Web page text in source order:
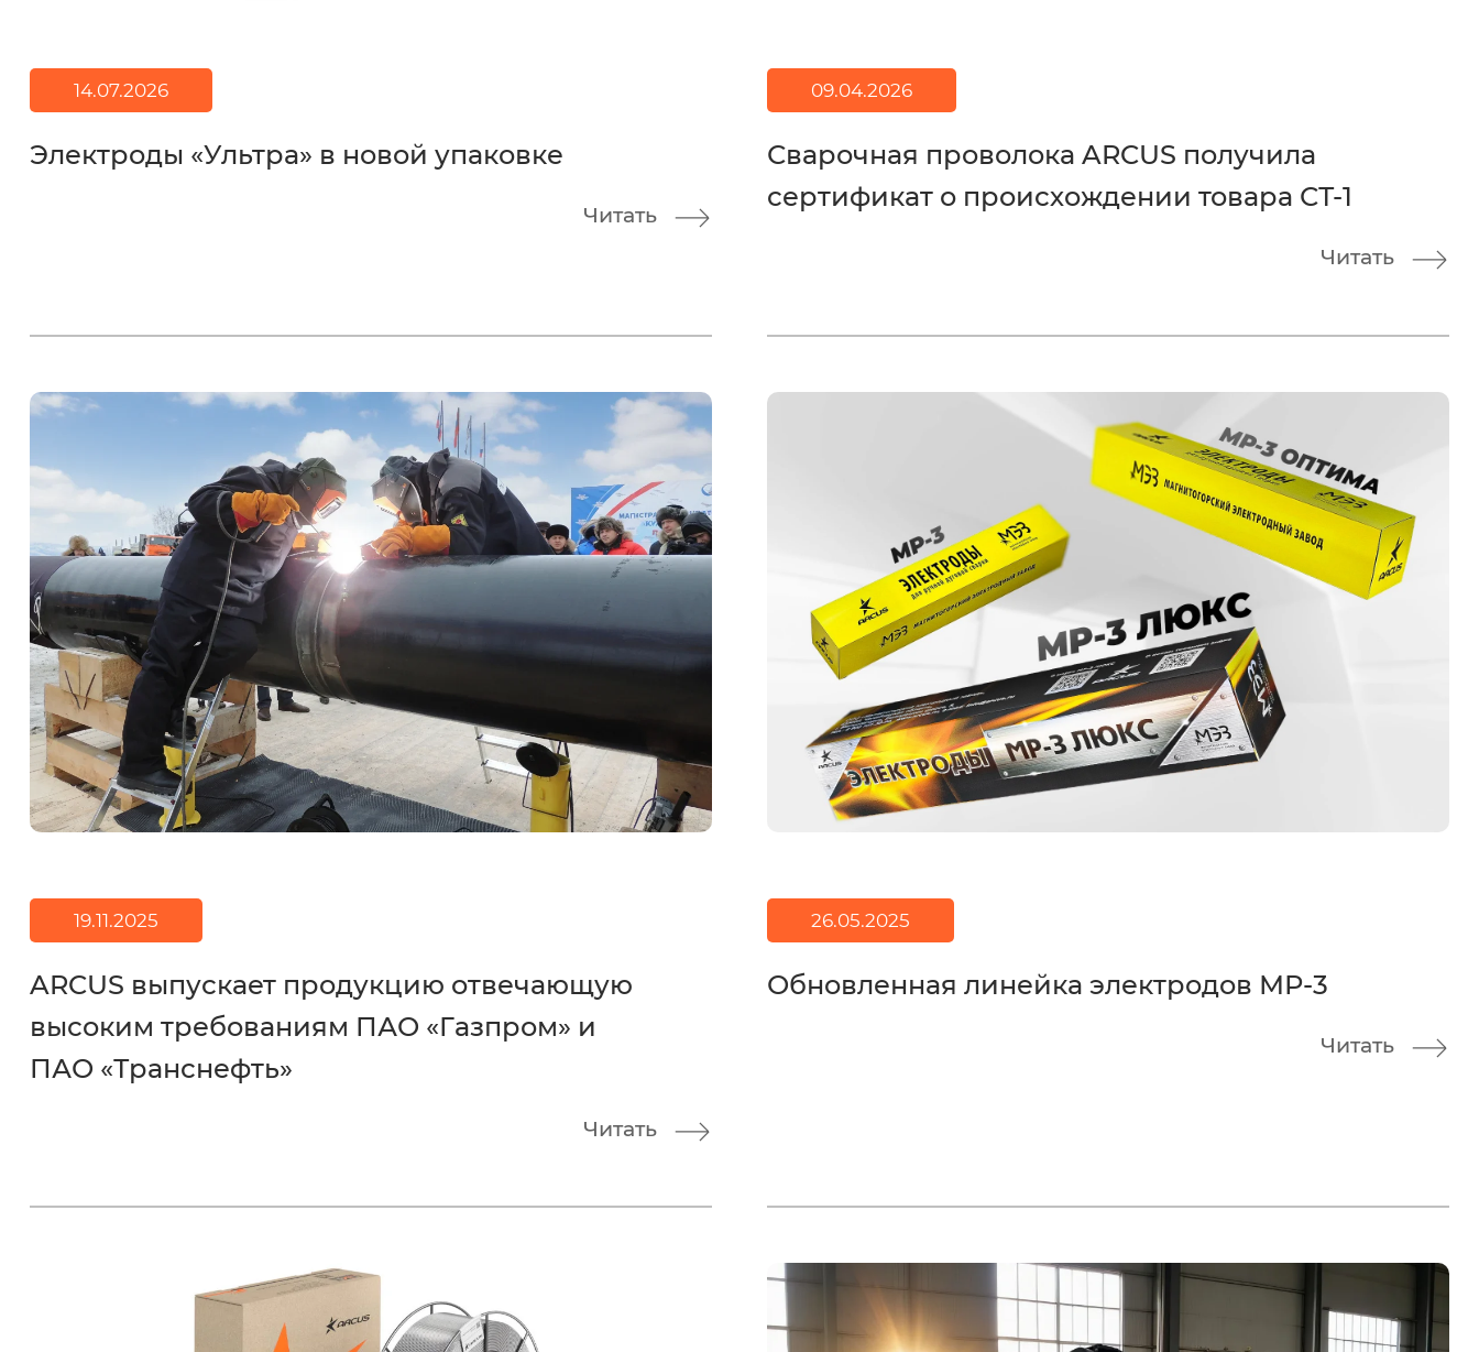
14.07.2026
Электроды «Ультра» в новой упаковке
Читать
09.04.2026
Сварочная проволока ARCUS получила
сертификат о происхождении товара СТ-1
Читать
19.11.2025
ARCUS выпускает продукцию отвечающую
высоким требованиям ПАО «Газпром» и
ПАО «Транснефть»
Читать
26.05.2025
Обновленная линейка электродов МР-3
Читать